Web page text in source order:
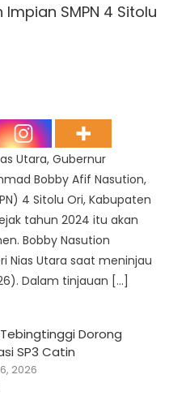
SMPN 4 Sitolu
Utara, Gubernur
Bobby Afif Nasution,
4 Sitolu Ori, Kabupaten
tahun 2024 itu akan
Bobby Nasution
Nias Utara saat meninjau
Dalam tinjauan […]
Dorong
SP3 Catin
2026